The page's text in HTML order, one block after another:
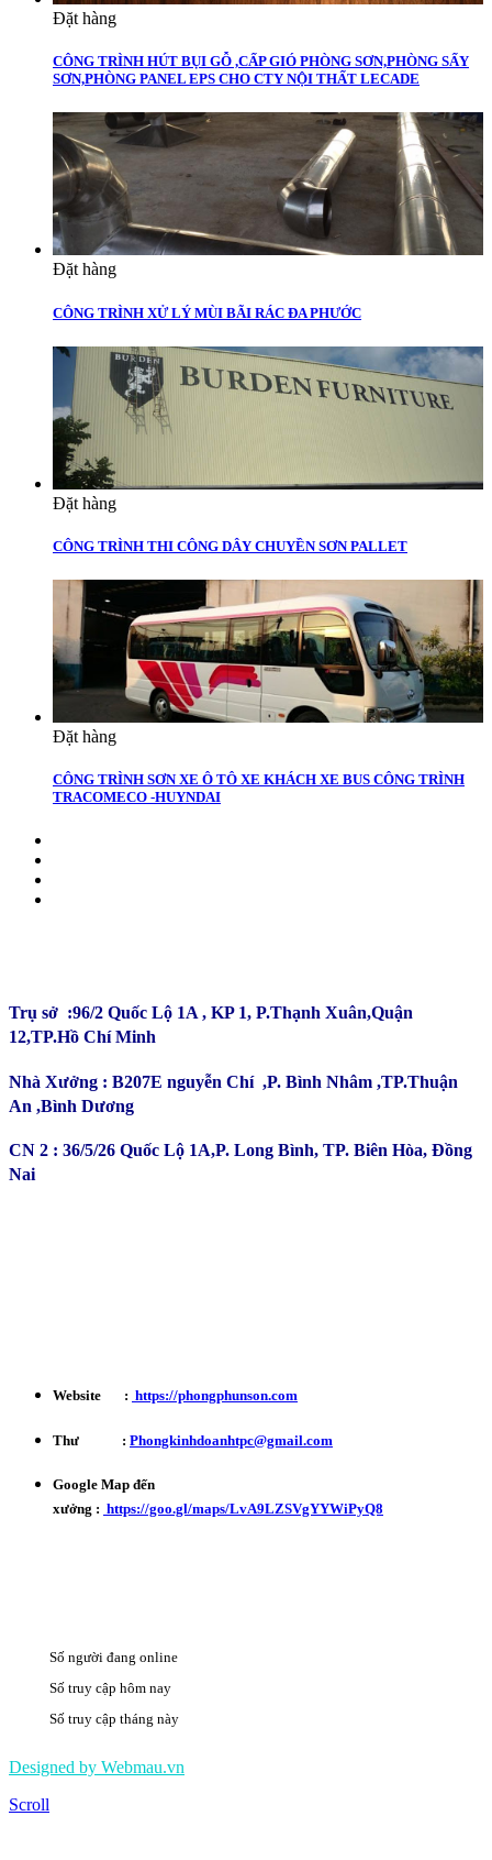
Đặt hàng
CÔNG TRÌNH HÚT BỤI GỖ ,CẤP GIÓ PHÒNG SƠN,PHÒNG SẤY
SƠN,PHÒNG PANEL EPS CHO CTY NỘI THẤT LECADE
Đặt hàng
CÔNG TRÌNH XỬ LÝ MÙI BÃI RÁC ĐA PHƯỚC
Đặt hàng
CÔNG TRÌNH THI CÔNG DÂY CHUYỀN SƠN PALLET
Đặt hàng
CÔNG TRÌNH SƠN XE Ô TÔ XE KHÁCH XE BUS CÔNG TRÌNH
TRACOMECO -HUYNDAI
Trụ sở :96/2 Quốc Lộ 1A , KP 1, P.Thạnh Xuân,Quận
12,TP.Hồ Chí Minh
Nhà Xưởng : B207E nguyễn Chí ,P. Bình Nhâm ,TP.Thuận
An ,Bình Dương
CN 2 : 36/5/26 Quốc Lộ 1A,P. Long Bình, TP. Biên Hòa, Đồng
Nai
Website : https://phongphunson.com
Thư : Phongkinhdoanhtpc@gmail.com
Google Map đến
xưởng : https://goo.gl/maps/LvA9LZSVgYYWiPyQ8
Số người đang online
Số truy cập hôm nay
Số truy cập tháng này
Designed by Webmau.vn
Scroll